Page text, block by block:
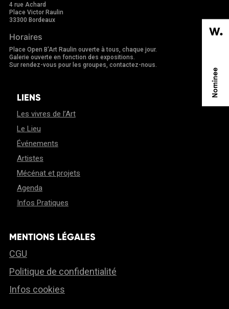
4 rue Achard
Place Victor Raulin
33300 Bordeaux
Horaires
Place Open B'Art Raulin ouverte à tous, chaque jour.
Galerie ouverte en fonction des expositions.
Sur rendez-vous pour les groupes, contactez-nous.
LIENS
Les vivres de l’Art
Le Lieu
Événements
Artistes
Mécénat et projets
Agenda
Infos Pratiques
MENTIONS LÉGALES
CGU
Politique de confidentialité
Infos cookies